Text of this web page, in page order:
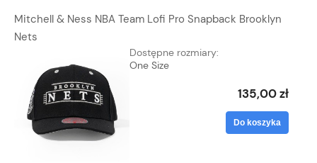
Mitchell & Ness NBA Team Lofi Pro Snapback Brooklyn
Nets
Dostępne rozmiary:
One Size
135,00 zł
Do koszyka